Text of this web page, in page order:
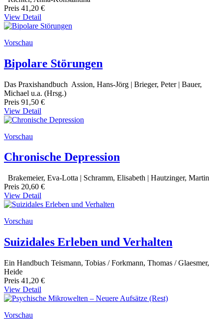
Preis 41,20 €
View Detail
Vorschau
Bipolare Störungen
Das Praxishandbuch Assion, Hans-Jörg | Brieger, Peter | Bauer,
Michael u.a. (Hrsg.)
Preis 91,50 €
View Detail
Vorschau
Chronische Depression
Brakemeier, Eva-Lotta | Schramm, Elisabeth | Hautzinger, Martin
Preis 20,60 €
View Detail
Vorschau
Suizidales Erleben und Verhalten
Ein Handbuch Teismann, Tobias / Forkmann, Thomas / Glaesmer,
Heide
Preis 41,20 €
View Detail
Vorschau